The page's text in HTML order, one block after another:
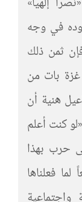
في وجه
الصهيوني في عام 2006، فإن ثمن ذلك
غزة بات من
هنية أن
كنت أعلم
حرب بهذا
فعلناها